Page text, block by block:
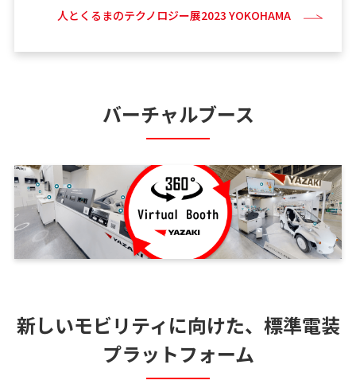
人とくるまのテクノロジー展2023 YOKOHAMA
バーチャルブース
新しいモビリティに向けた、標準電装
プラットフォーム